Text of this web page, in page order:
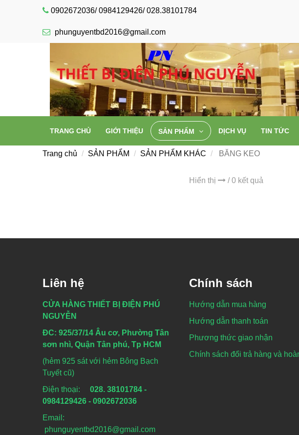
0902672036/ 0984129426/ 028.38101784
phunguyentbd2016@gmail.com
TRANG CHỦ GIỚI THIỆU SẢN PHẨM DỊCH VỤ TIN TỨC
Trang chủ SẢN PHẨM SẢN PHẨM KHÁC BĂNG KEO
Hiển thị / 0 kết quả
Liên hệ
CỬA HÀNG THIẾT BỊ ĐIỆN PHÚ
NGUYỄN
ĐC: 925/37/14 Âu cơ, Phường Tân
sơn nhì, Quận Tân phú, Tp HCM
(hẻm 925 sát với hẻm Bông Bạch
Tuyết cũ)
Điện thoại: 028. 38101784 -
0984129426 - 0902672036
Email:
phunguyentbd2016@gmail.com
Chính sách
Hướng dẫn mua hàng
Hướng dẫn thanh toán
Phương thức giao nhận
Chính sách đổi trả hàng và